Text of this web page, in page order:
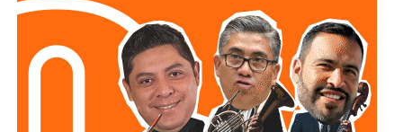
Asimismo, se establecen sanciones para quienes, durante
un proceso judicial o existiendo una resolución firme,
enajenen intencionalmente de manera parcial o total sus
bienes con la finalidad de eludir obligaciones alimentarias.
De igual manera, se sancionará a quienes, teniendo
alternativa,se contará con un acceso secundario por
avenida Simón Díaz, proveniente de avenida de la
Constitución.
Para la salida del recinto,el flujo vehicular se distribuirá
principalmente hacia Circuito Potosí,mediante la